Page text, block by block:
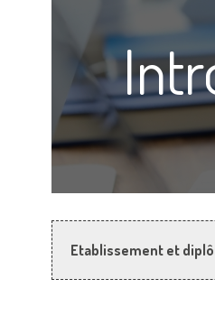
Vous êtes ici
Etablissement et